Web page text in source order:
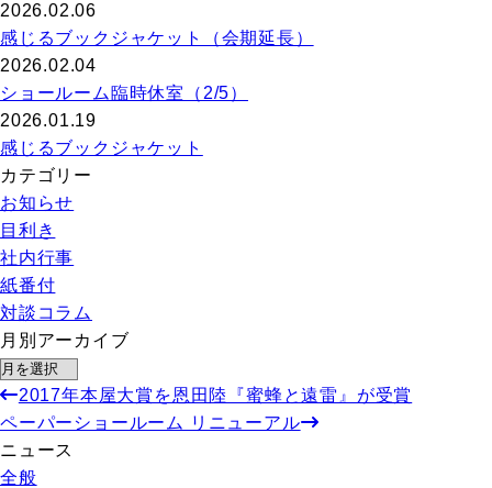
2026.02.06
感じるブックジャケット（会期延長）
2026.02.04
ショールーム臨時休室（2/5）
2026.01.19
感じるブックジャケット
カテゴリー
お知らせ
目利き
社内行事
紙番付
対談コラム
月別アーカイブ
2017年本屋大賞を恩田陸『蜜蜂と遠雷』が受賞
ペーパーショールーム リニューアル
ニュース
全般